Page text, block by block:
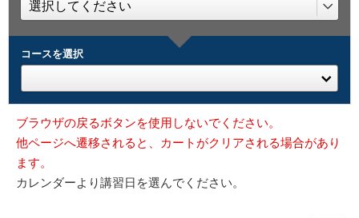
コースを選択
ブラウザの戻るボタンを使用しないでください。
他ページへ遷移されると、カートがクリアされる場合があり
ます。
カレンダーより講習日を選んでください。